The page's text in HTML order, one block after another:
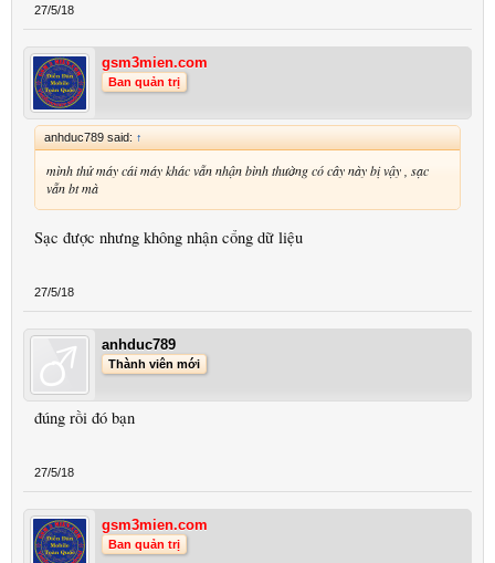
27/5/18
gsm3mien.com
Ban quản trị
anhduc789 said: ↑
mình thử máy cái máy khác vẫn nhận bình thường có cây này bị vậy , sạc
vẫn bt mà
Sạc được nhưng không nhận cổng dữ liệu
27/5/18
anhduc789
Thành viên mới
đúng rồi đó bạn
27/5/18
gsm3mien.com
Ban quản trị